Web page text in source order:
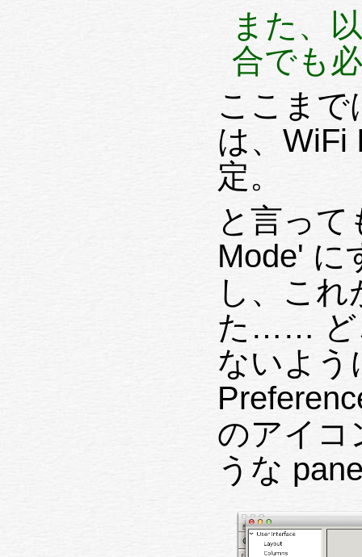
また、
合でも
ここまで
は、WiFi I/F を
定。
と言って
Mode' にするだけであるが、しか
し、こ
た…… どこにもドキュメントされて
ないように思
のアイコン) をクリックし
うな